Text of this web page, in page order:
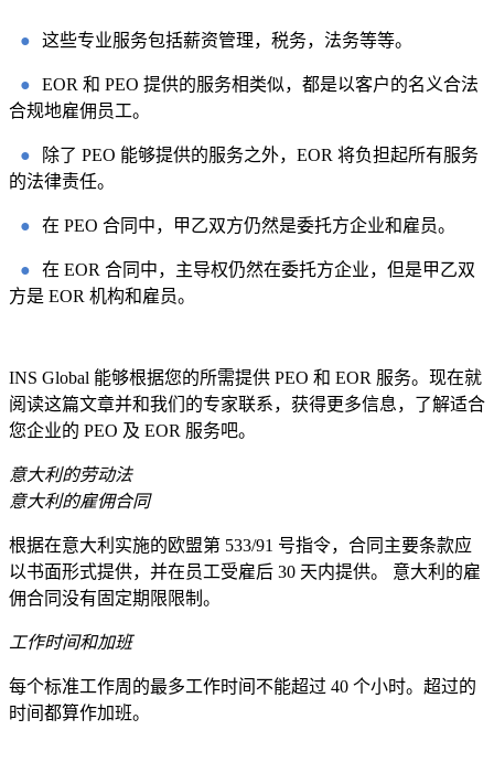
● 这些专业服务包括薪资管理，税务，法务等等。
●
EOR 和 PEO 提供的服务相类似，都是以客户的名义合法
合规地雇佣员工。
●
除了 PEO 能够提供的服务之外，EOR 将负担起所有服务
的法律责任。
● 在 PEO 合同中，甲乙双方仍然是委托方企业和雇员。
●
在 EOR 合同中，主导权仍然在委托方企业，但是甲乙双
方是 EOR 机构和雇员。
INS Global 能够根据您的所需提供 PEO 和 EOR 服务。现在就
阅读这篇文章并和我们的专家联系，获得更多信息，了解适合
您企业的 PEO 及 EOR 服务吧。
意大利的劳动法
意大利的雇佣合同
根据在意大利实施的欧盟第 533/91 号指令，合同主要条款应
以书面形式提供，并在员工受雇后 30 天内提供。 意大利的雇
佣合同没有固定期限限制。
工作时间和加班
每个标准工作周的最多工作时间不能超过 40 个小时。超过的
时间都算作加班。